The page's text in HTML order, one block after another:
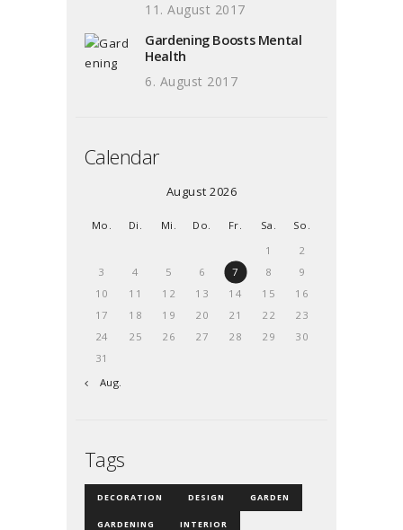
11. August 2017
Gardening Boosts Mental
Health
6. August 2017
Calendar
August 2026
Mo. Di. Mi. Do. Fr. Sa.
So.
1
2
3
4 5 6 7 8
9
10
11 12 13 14 15
16
17
18 19 20 21 22
23
24
25 26 27 28 29
30
31
« Aug.
Tags
DECORATION DESIGN GARDEN
GARDENING INTERIOR